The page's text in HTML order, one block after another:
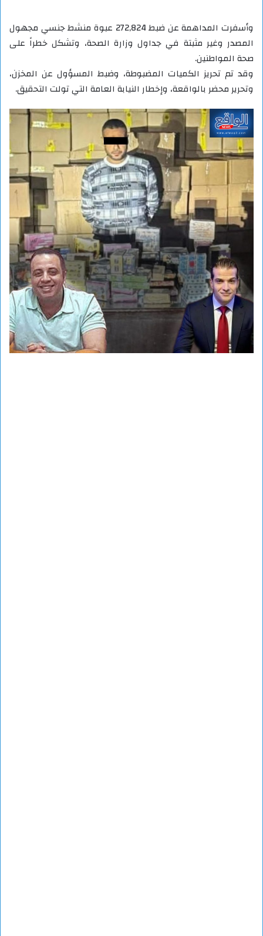
وأسفرت المداهمة عن ضبط 272,824 عبوة منشط جنسي مجهول
المصدر وغير مثبتة في جداول وزارة الصحة، وتشكل خطراً على
صحة المواطنين.
وقد تم تحريز الكميات المضبوطة، وضبط المسؤول عن المخزن،
وتحرير محضر بالواقعة، وإخطار النيابة العامة التي تولت التحقيق.